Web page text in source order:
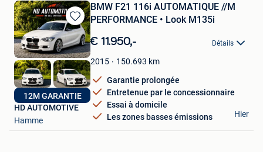
Sauvegarder
dans
Mes
Favoris
12M GARANTIE
BMW F21 116i AUTOMATIQUE //M
PERFORMANCE • Look M135i
€ 11.950,- Détails
2015 150.693 km
Garantie prolongée
Entretenue par le concessionnaire
Essai à domicile
Les zones basses émissions
HD AUTOMOTIVE
Hamme
Hier